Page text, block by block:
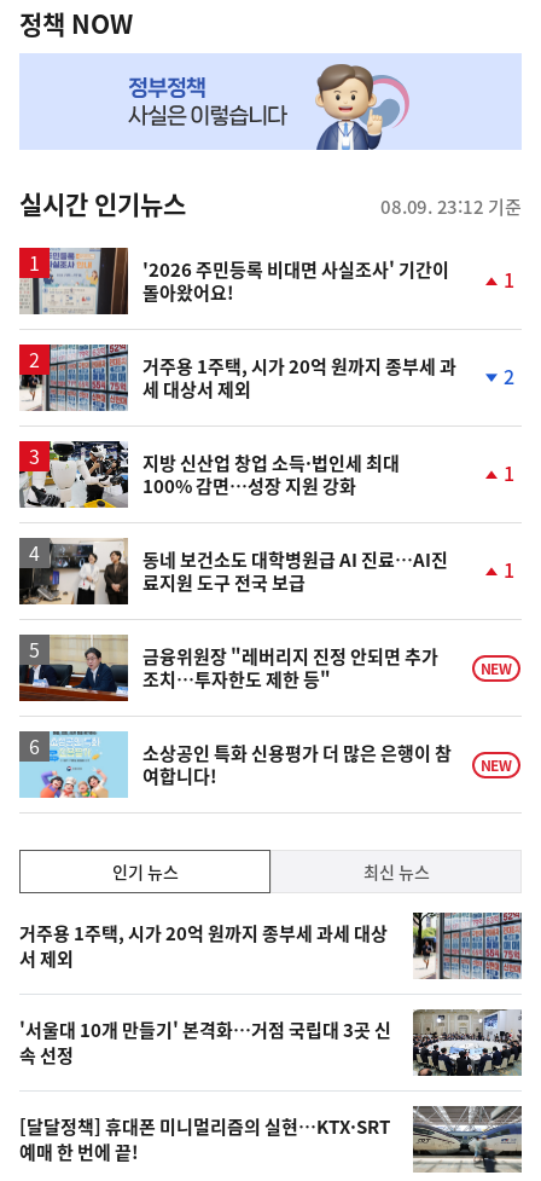
책
NOW,
뉴
스
정책 NOW
실시간 인기뉴스 08.09. 23:12 기준
'2026 주민등록 비대면 사실조사' 기간이
돌아왔어요!
1
거주용 1주택, 시가 20억 원까지 종부세 과
세 대상서 제외
2
지방 신산업 창업 소득·법인세 최대
100% 감면…성장 지원 강화
1
동네 보건소도 대학병원급 AI 진료…AI진
료지원 도구 전국 보급
승
1
금융위원장 "레버리지 진정 안되면 추가
조치…투자한도 제한 등"
NEW
소상공인 특화 신용평가 더 많은 은행이 참
여합니다!
NEW
기,
최
신,
오
늘
의
영
상
인기 뉴스 최신 뉴스
기
뉴
스
거주용 1주택, 시가 20억 원까지 종부세 과세 대상
서 제외
'서울대 10개 만들기' 본격화…거점 국립대 3곳 신
속 선정
[달달정책] 휴대폰 미니멀리즘의 실현…KTX·SRT
예매 한 번에 끝!